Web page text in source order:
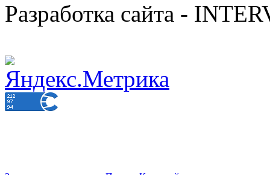
Разработка сайта -